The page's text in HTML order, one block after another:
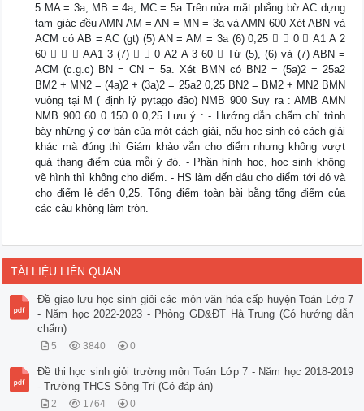
5 MA = 3a, MB = 4a, MC = 5a Trên nửa mặt phẳng bờ AC dựng
tam giác đều AMN AM = AN = MN = 3a và AMN 600 Xét ABN và
ACM có AB = AC (gt) (5) AN = AM = 3a (6) 0,25   0  A1 A 2
60    AA1 3 (7)   0 A2 A 3 60  Từ (5), (6) và (7) ABN =
ACM (c.g.c) BN = CN = 5a. Xét BMN có BN2 = (5a)2 = 25a2
BM2 + MN2 = (4a)2 + (3a)2 = 25a2 0,25 BN2 = BM2 + MN2 BMN
vuông tại M ( định lý pytago đảo) NMB 900 Suy ra : AMB AMN
NMB 900 60 0 150 0 0,25 Lưu ý : - Hướng dẫn chấm chỉ trình
bày những ý cơ bản của một cách giải, nếu học sinh có cách giải
khác mà đúng thì Giám khảo vẫn cho điểm nhưng không vượt
quá thang điểm của mỗi ý đó. - Phần hình học, học sinh không
vẽ hình thì không cho điểm. - HS làm đến đâu cho điểm tới đó và
cho điểm lẻ đến 0,25. Tổng điểm toàn bài bằng tổng điểm của
các câu không làm tròn.
TÀI LIỆU LIÊN QUAN
Đề giao lưu học sinh giỏi các môn văn hóa cấp huyện Toán Lớp 7
- Năm học 2022-2023 - Phòng GD&ĐT Hà Trung (Có hướng dẫn
chấm)
5 3840 0
Đề thi học sinh giỏi trường môn Toán Lớp 7 - Năm học 2018-2019
- Trường THCS Sông Trí (Có đáp án)
2 1764 0